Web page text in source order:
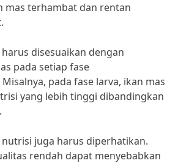
mas terhambat dan rentan
disesuaikan dengan
pada setiap fase
pada fase larva, ikan mas
yang lebih tinggi dibandingkan
juga harus diperhatikan.
rendah dapat menyebabkan